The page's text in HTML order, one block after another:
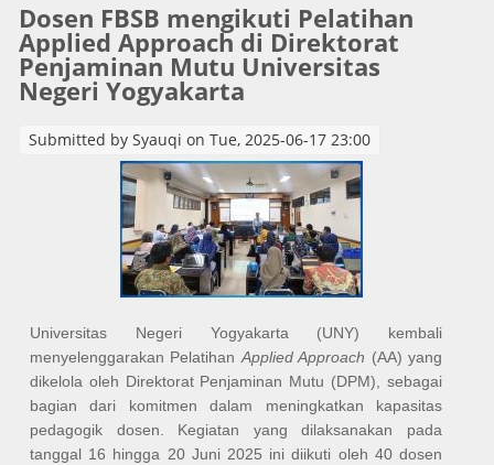
Dosen FBSB mengikuti Pelatihan
Applied Approach di Direktorat
Penjaminan Mutu Universitas
Negeri Yogyakarta
Submitted by Syauqi on Tue, 2025-06-17 23:00
Universitas Negeri Yogyakarta (UNY) kembali
menyelenggarakan Pelatihan Applied Approach (AA) yang
dikelola oleh Direktorat Penjaminan Mutu (DPM), sebagai
bagian dari komitmen dalam meningkatkan kapasitas
pedagogik dosen. Kegiatan yang dilaksanakan pada
tanggal 16 hingga 20 Juni 2025 ini diikuti oleh 40 dosen